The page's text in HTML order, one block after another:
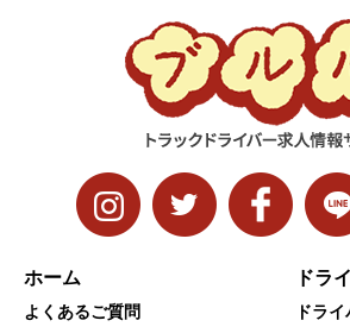
ホーム
よくあるご質問
ドラ
ドラ